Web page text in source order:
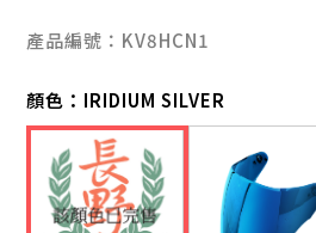
產品編號：KV8HCN1
顏色： IRIDIUM SILVER